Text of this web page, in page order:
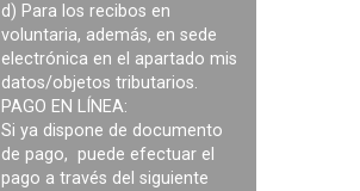
d) Para los recibos en
voluntaria, además, en sede
electrónica en el apartado mis
datos/objetos tributarios.
PAGO EN LÍNEA:
Si ya dispone de documento
de pago, puede efectuar el
pago a través del siguiente